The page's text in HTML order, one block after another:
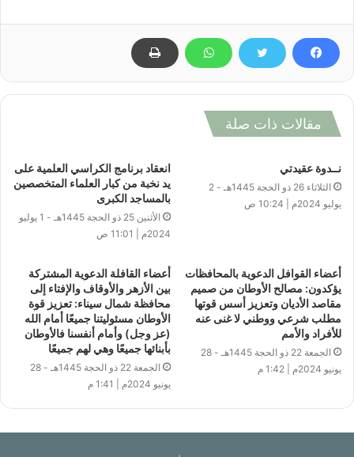
مقالات ذات صلة
نــدوة عقيدتي
الثلاثاء 26 ذو الحجة 1445هـ - 2
يوليو 2024م | 10:24 ص
انعقاد برنامج الكراسي العلمية على
يد نخبة من كبار العلماء المتخصصين
بالمساجد الكبرى
الأثنين 25 ذو الحجة 1445هـ - 1 يوليو
2024م | 11:01 ص
أعضاء القوافل الدعوية بالمحافظات
يؤكدون: مصالح الأوطان من صميم
مقاصد الأديان وتعزيز أسس قوتها
مطلب شرعي ووطني لا غنى عنه
للأفراد والأمم
الجمعة 22 ذو الحجة 1445هـ - 28
يونيو 2024م | 1:42 م
أعضاء القافلة الدعوية المشتركة
بين الأزهر والأوقاف والإفتاء إلى
محافظة شمال سيناء: تعزيز قوة
الأوطان مسئوليتنا جميعًا أمام الله
(عز وجل) وأمام أنفسنا فالأوطان
بأبنائها جميعًا وهي لهم جميعًا
الجمعة 22 ذو الحجة 1445هـ - 28
يونيو 2024م | 1:41 م